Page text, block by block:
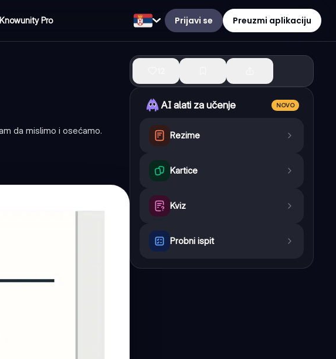
Pro Prijavi se Preuzmi aplikaciju
da mislimo i osećamo.
AI alati za učenje NOVO
Rezime
Kartice
Kviz
Probni ispit